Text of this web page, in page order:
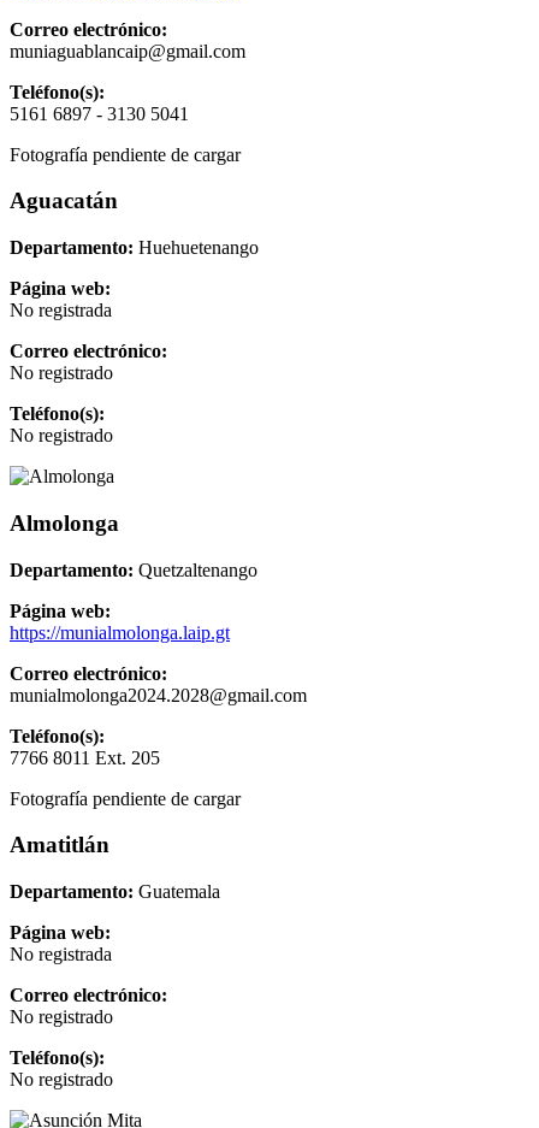
Correo electrónico:
muniaguablancaip@gmail.com
Teléfono(s):
5161 6897 - 3130 5041
Fotografía pendiente de cargar
Aguacatán
Departamento: Huehuetenango
Página web:
No registrada
Correo electrónico:
No registrado
Teléfono(s):
No registrado
Almolonga
Departamento: Quetzaltenango
Página web:
https://munialmolonga.laip.gt
Correo electrónico:
munialmolonga2024.2028@gmail.com
Teléfono(s):
7766 8011 Ext. 205
Fotografía pendiente de cargar
Amatitlán
Departamento: Guatemala
Página web:
No registrada
Correo electrónico:
No registrado
Teléfono(s):
No registrado